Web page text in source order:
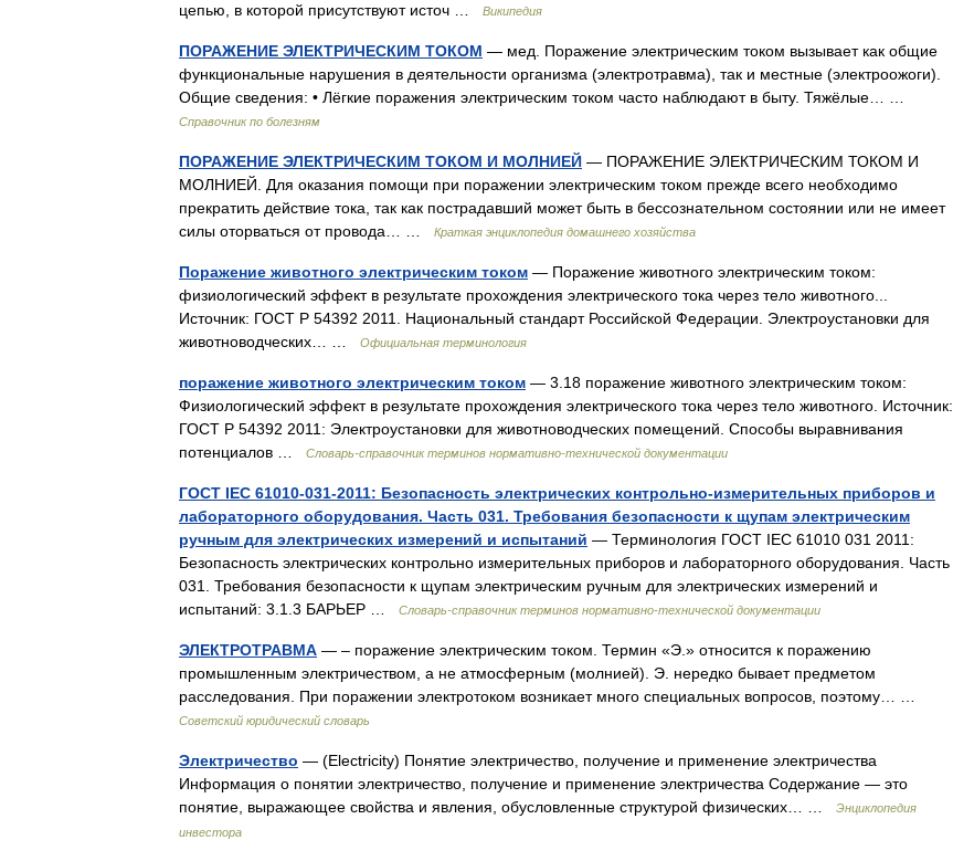
цепью, в которой присутствуют источ …
Википедия
ПОРАЖЕНИЕ ЭЛЕКТРИЧЕСКИМ ТОКОМ — мед. Поражение электрическим током вызывает как общие
функциональные нарушения в деятельности организма (электротравма), так и местные (электроожоги).
Общие сведения: • Лёгкие поражения электрическим током часто наблюдают в быту. Тяжёлые… …
Справочник по болезням
ПОРАЖЕНИЕ ЭЛЕКТРИЧЕСКИМ ТОКОМ И МОЛНИЕЙ — ПОРАЖЕНИЕ ЭЛЕКТРИЧЕСКИМ ТОКОМ И
МОЛНИЕЙ. Для оказания помощи при поражении электрическим током прежде всего необходимо
прекратить действие тока, так как пострадавший может быть в бессознательном состоянии или не имеет
силы оторваться от провода… …
Краткая энциклопедия домашнего хозяйства
Поражение животного электрическим током — Поражение животного электрическим током:
физиологический эффект в результате прохождения электрического тока через тело животного...
Источник: ГОСТ Р 54392 2011. Национальный стандарт Российской Федерации. Электроустановки для
животноводческих… …
Официальная терминология
поражение животного электрическим током — 3.18 поражение животного электрическим током:
Физиологический эффект в результате прохождения электрического тока через тело животного. Источник:
ГОСТ Р 54392 2011: Электроустановки для животноводческих помещений. Способы выравнивания
потенциалов …
Словарь-справочник терминов нормативно-технической документации
ГОСТ IEC 61010-031-2011: Безопасность электрических контрольно-измерительных приборов и
лабораторного оборудования. Часть 031. Требования безопасности к щупам электрическим
ручным для электрических измерений и испытаний — Терминология ГОСТ IEC 61010 031 2011:
Безопасность электрических контрольно измерительных приборов и лабораторного оборудования. Часть
031. Требования безопасности к щупам электрическим ручным для электрических измерений и
испытаний: 3.1.3 БАРЬЕР …
Словарь-справочник терминов нормативно-технической документации
ЭЛЕКТРОТРАВМА — – поражение электрическим током. Термин «Э.» относится к поражению
промышленным электричеством, а не атмосферным (молнией). Э. нередко бывает предметом
расследования. При поражении электротоком возникает много специальных вопросов, поэтому… …
Советский юридический словарь
Электричество — (Electricity) Понятие электричество, получение и применение электричества
Информация о понятии электричество, получение и применение электричества Содержание — это
понятие, выражающее свойства и явления, обусловленные структурой физических… …
Энциклопедия
инвестора